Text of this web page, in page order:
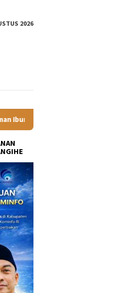
2026
Labkesmas Minahasa Segera